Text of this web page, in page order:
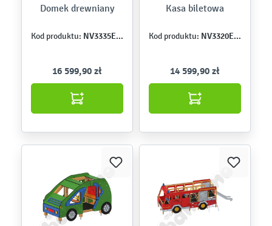
Domek drewniany
Kod produktu: NV3335EPZ
16 599,90 zł
Kasa biletowa
Kod produktu: NV3320EPZ
14 599,90 zł